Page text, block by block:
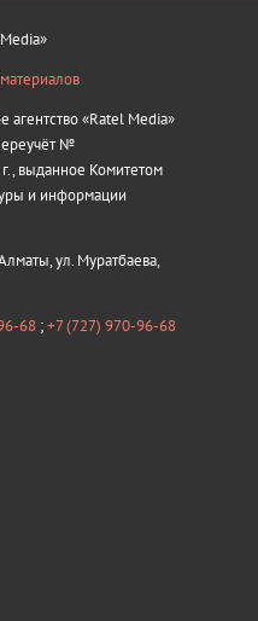
материалов
«Ratel Media»
№
выданное Комитетом
и информации
ул. Муратбаева,
68 ;+7 (727) 970-96-68